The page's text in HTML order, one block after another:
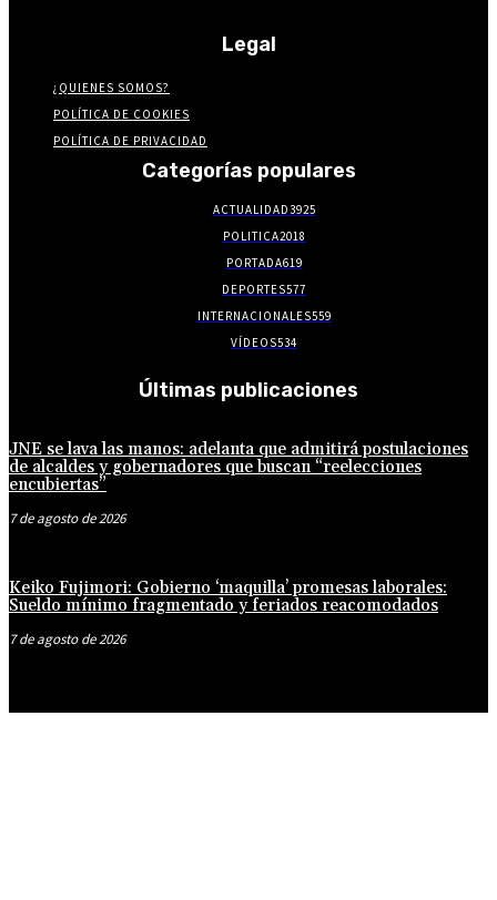
Legal
¿QUIENES SOMOS?
POLÍTICA DE COOKIES
POLÍTICA DE PRIVACIDAD
Categorías populares
ACTUALIDAD3925
POLITICA2018
PORTADA619
DEPORTES577
INTERNACIONALES559
VÍDEOS534
Últimas publicaciones
JNE se lava las manos: adelanta que admitirá postulaciones
de alcaldes y gobernadores que buscan “reelecciones
encubiertas”
7 de agosto de 2026
Keiko Fujimori: Gobierno ‘maquilla’ promesas laborales:
Sueldo mínimo fragmentado y feriados reacomodados
7 de agosto de 2026